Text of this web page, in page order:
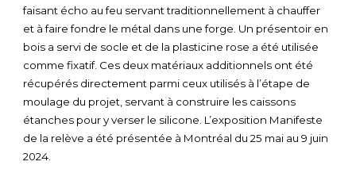
faisant écho au feu servant traditionnellement à chauffer
et à faire fondre le métal dans une forge. Un présentoir en
bois a servi de socle et de la plasticine rose a été utilisée
comme fixatif. Ces deux matériaux additionnels ont été
récupérés directement parmi ceux utilisés à l’étape de
moulage du projet, servant à construire les caissons
étanches pour y verser le silicone. L’exposition Manifeste
de la relève a été présentée à Montréal du 25 mai au 9 juin
2024.